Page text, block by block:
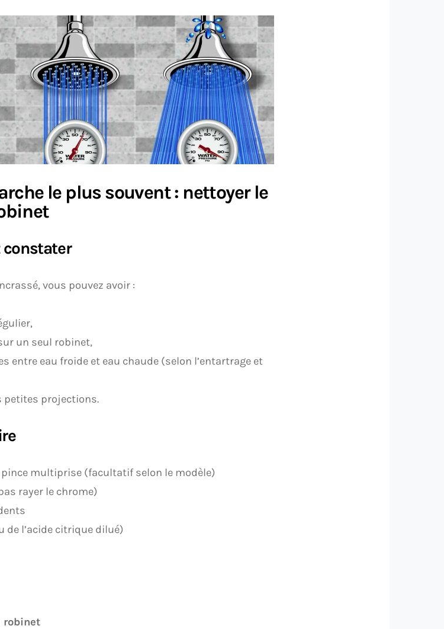
le plus souvent : nettoyer le
constater
vous pouvez avoir :
un seul robinet,
entre eau froide et eau chaude (selon l’entartrage et
petites projections.
pince multiprise (facultatif selon le modèle)
rayer le chrome)
de l’acide citrique dilué)
robinet